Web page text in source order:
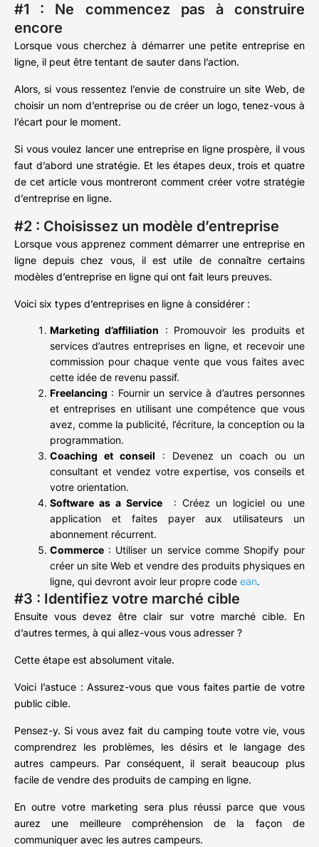
#1 : Ne commencez pas à construire
encore
Lorsque vous cherchez à démarrer une petite entreprise en
ligne, il peut être tentant de sauter dans l’action.
Alors, si vous ressentez l’envie de construire un site Web, de
choisir un nom d’entreprise ou de créer un logo, tenez-vous à
l’écart pour le moment.
Si vous voulez lancer une entreprise en ligne prospère, il vous
faut d’abord une stratégie. Et les étapes deux, trois et quatre
de cet article vous montreront comment créer votre stratégie
d’entreprise en ligne.
#2 : Choisissez un modèle d’entreprise
Lorsque vous apprenez comment démarrer une entreprise en
ligne depuis chez vous, il est utile de connaître certains
modèles d’entreprise en ligne qui ont fait leurs preuves.
Voici six types d’entreprises en ligne à considérer :
Marketing d’affiliation : Promouvoir les produits et
services d’autres entreprises en ligne, et recevoir une
commission pour chaque vente que vous faites avec
cette idée de revenu passif.
Freelancing : Fournir un service à d’autres personnes
et entreprises en utilisant une compétence que vous
avez, comme la publicité, l’écriture, la conception ou la
programmation.
Coaching et conseil : Devenez un coach ou un
consultant et vendez votre expertise, vos conseils et
votre orientation.
Software as a Service
: Créez un logiciel ou une
application et faites payer aux utilisateurs un
abonnement récurrent.
Commerce : Utiliser un service comme Shopify pour
créer un site Web et vendre des produits physiques en
ligne, qui devront avoir leur propre code ean.
#3 : Identifiez votre marché cible
Ensuite vous devez être clair sur votre marché cible. En
d’autres termes, à qui allez-vous vous adresser ?
Cette étape est absolument vitale.
Voici l’astuce : Assurez-vous que vous faites partie de votre
public cible.
Pensez-y. Si vous avez fait du camping toute votre vie, vous
comprendrez les problèmes, les désirs et le langage des
autres campeurs. Par conséquent, il serait beaucoup plus
facile de vendre des produits de camping en ligne.
En outre votre marketing sera plus réussi parce que vous
aurez une meilleure compréhension de la façon de
communiquer avec les autres campeurs.